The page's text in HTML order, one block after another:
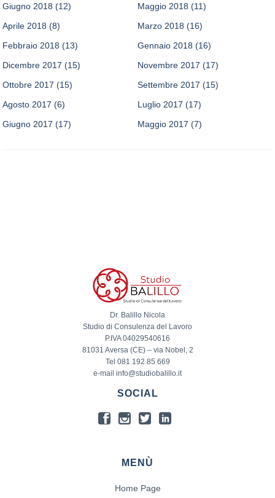
Giugno 2018 (12) Maggio 2018 (11)
Aprile 2018 (8) Marzo 2018 (16)
Febbraio 2018 (13) Gennaio 2018 (16)
Dicembre 2017 (15) Novembre 2017 (17)
Ottobre 2017 (15) Settembre 2017 (15)
Agosto 2017 (6) Luglio 2017 (17)
Giugno 2017 (17) Maggio 2017 (7)
Dr. Balillo Nicola
Studio di Consulenza del Lavoro
P.IVA 04029540616
81031 Aversa (CE) – via Nobel, 2
Tel 081 192 85 669
e-mail info@studiobalillo.it
SOCIAL
MENÙ
Home Page